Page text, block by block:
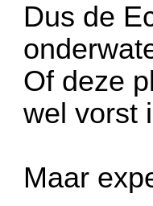
Dus de
Of deze
wel vorst
Maar